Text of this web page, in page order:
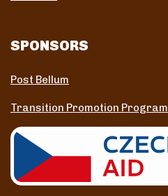
SPONSORS
Post Bellum
Transition Promotion Program